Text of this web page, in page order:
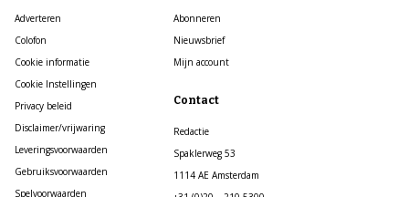
Adverteren
Colofon
Cookie informatie
Cookie Instellingen
Privacy beleid
Disclaimer/vrijwaring
Leveringsvoorwaarden
Gebruiksvoorwaarden
Spelvoorwaarden
Abonneren
Nieuwsbrief
Mijn account
Contact
Redactie
Spaklerweg 53
1114 AE Amsterdam